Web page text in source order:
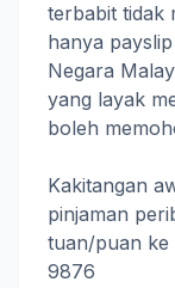
terbabit tidak
hanya
Negara
yang layak
boleh
Kakitangan
pinjaman
tuan/puan ke
9876